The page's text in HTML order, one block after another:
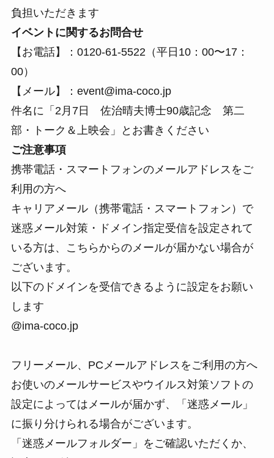
負担いただきます
イベントに関するお問合せ
【お電話】：0120-61-5522（平日10：00〜17：
00）
【メール】：event@ima-coco.jp
件名に「2月7日 佐治晴夫博士90歳記念 第二
部・トーク＆上映会」とお書きください
ご注意事項
携帯電話・スマートフォンのメールアドレスをご
利用の方へ
キャリアメール（携帯電話・スマートフォン）で
迷惑メール対策・ドメイン指定受信を設定されて
いる方は、こちらからのメールが届かない場合が
ございます。
以下のドメインを受信できるように設定をお願い
します
@ima-coco.jp
フリーメール、PCメールアドレスをご利用の方へ
お使いのメールサービスやウイルス対策ソフトの
設定によってはメールが届かず、「迷惑メール」
に振り分けられる場合がございます。
「迷惑メールフォルダー」をご確認いただくか、